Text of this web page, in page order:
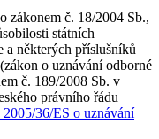
zákonem č. 18/2004 Sb.,
státních
a některých příslušníků
o uznávání odborné
č. 189/2008 Sb. v
právního řádu
36/ES o uznávání